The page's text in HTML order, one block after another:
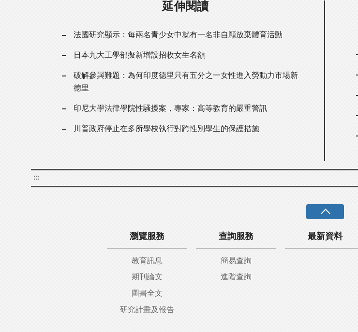
延伸閱讀
法國研究顯示：每兩名青少女中就有一名非自願放棄體育活動
日本九大工學部擬新增設招收女生名額
破解參與難題：為何印度德里只有五分之一女性進入勞動力市場新
德里
印尼大學法律學院性騷擾案，專家：高等教育的嚴重警訊
川普政府停止在多所學校執行對跨性別學生的保護措施
:::
瀏覽服務
教育訊息
期刊論文
圖書全文
研究計畫及報告
查詢服務
簡易查詢
進階查詢
最新資料